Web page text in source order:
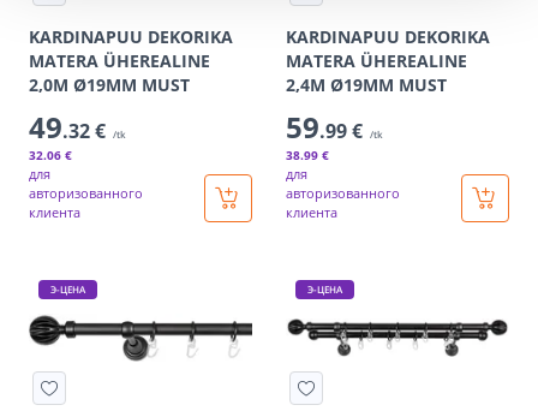
KARDINAPUU DEKORIKA
MATERA ÜHEREALINE
2,0M Ø19MM MUST
49.32 € /tk
32.06 €
для
авторизованного
клиента
KARDINAPUU DEKORIKA
MATERA ÜHEREALINE
2,4M Ø19MM MUST
59.99 € /tk
38.99 €
для
авторизованного
клиента
Э-ЦЕНА Э-ЦЕНА